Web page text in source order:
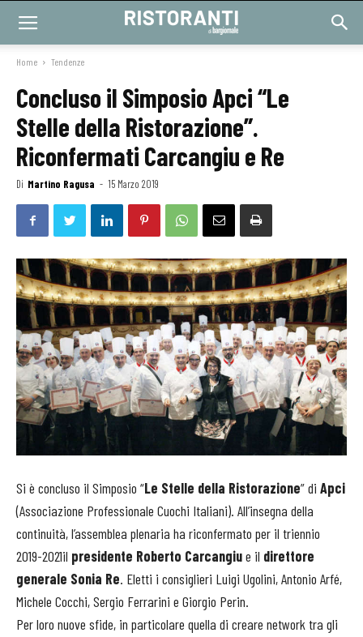
Home Tendenze
Concluso il Simposio Apci “Le
Stelle della Ristorazione”.
Riconfermati Carcangiu e Re
Di Martino Ragusa - 15 Marzo 2019
Si è concluso il Simposio “Le Stelle della Ristorazione” di Apci
(Associazione Professionale Cuochi Italiani). All’insegna della
continuità, l’assemblea plenaria ha riconfermato per il triennio
2019-2021il presidente Roberto Carcangiue il direttore
generale Sonia Re. Eletti i consiglieri Luigi Ugolini, Antonio Arfé,
Michele Cocchi, Sergio Ferrarini e Giorgio Perin.
Per loro nuove sfide, in particolare quella di creare network tra gli